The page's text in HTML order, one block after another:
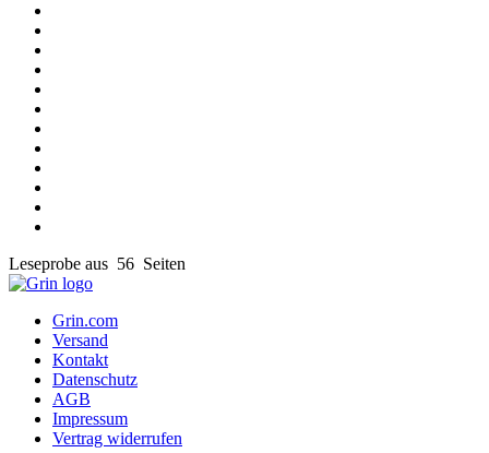
Leseprobe aus 56 Seiten
Grin.com
Versand
Kontakt
Datenschutz
AGB
Impressum
Vertrag widerrufen